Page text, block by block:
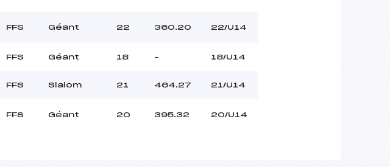
FFS Géant 22 360.20 22/U14
FFS Géant 18 – 18/U14
FFS Slalom 21 464.27 21/U14
FFS Géant 20 395.32 20/U14